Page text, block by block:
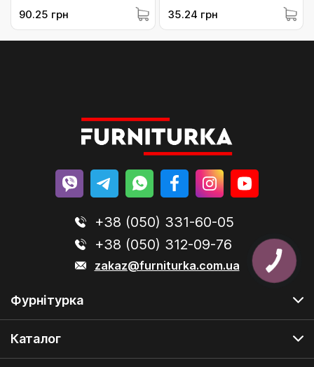
коричневий (09-6577ДСкор)
90.25 грн 35.24 грн
+38 (050) 331-60-05
+38 (050) 312-09-76
zakaz@furniturka.com.ua
Фурнітурка
Каталог